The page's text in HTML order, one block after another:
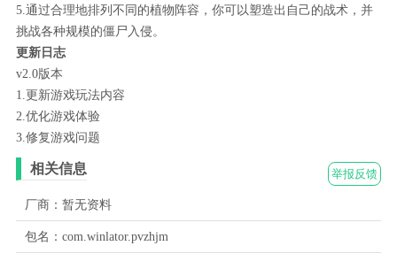
5.通过合理地排列不同的植物阵容，你可以塑造出自己的战术，并
挑战各种规模的僵尸入侵。
更新日志
v2.0版本
1.更新游戏玩法内容
2.优化游戏体验
3.修复游戏问题
举报反馈
相关信息
厂商：暂无资料
包名：com.winlator.pvzhjm